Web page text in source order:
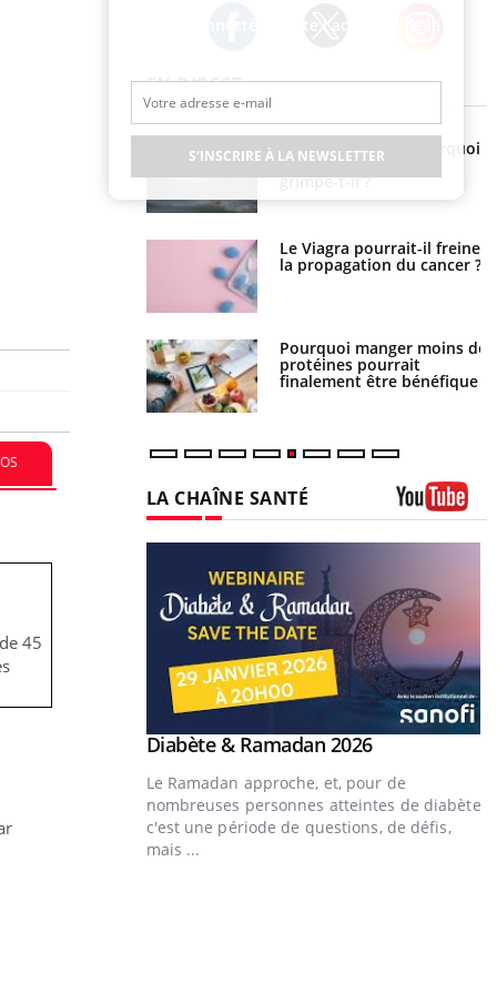
45
EN DIRECT
empêche-t-elle de
nuit ?
votre ventre
Fortes chaleurs : pourquoi
le risque de noyade
grimpe-t-il ?
Le Viagra pourrait-il freiner
la propagation du cancer ?
Pourquoi manger moins de
protéines pourrait
finalement être bénéfique
S'INSCRIRE À LA NEWSLETTER